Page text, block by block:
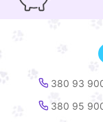
380 93
380 95